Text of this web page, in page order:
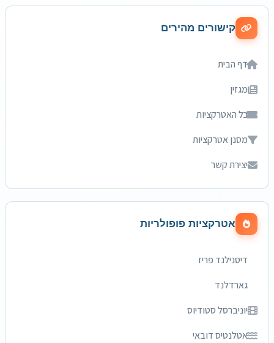
קישורים מהירים
דף הבית
מגזין
כל האטרקציות
מסנן אטרקציות
יצירת קשר
אטרקציות פופולריות
דיסנילנד פריז
גארדלנד
יוניברסל סטודיוס
אטלנטיס דובאי